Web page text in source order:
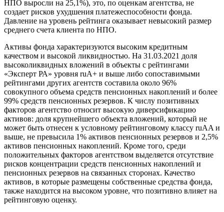
НПО выросли на 25,1%), это, по оценкам агентства, не
создает рисков ухудшения платежеспособности фонда.
Давление на уровень рейтинга оказывает невысокий размер
среднего счета клиента по НПО.
Активы фонда характеризуются высоким кредитным
качеством и высокой ликвидностью. На 31.03.2021 доля
высоколиквидных вложений в объекты с рейтингами
«Эксперт РА» уровня ruA+ и выше либо сопоставимыми
рейтингами других агентств составила около 96%
совокупного объема средств пенсионных накоплений и более
99% средств пенсионных резервов. К числу позитивных
факторов агентство относит высокую диверсификацию
активов: доля крупнейшего объекта вложений, который не
может быть отнесен к условному рейтинговому классу ruAA и
выше, не превысила 1% активов пенсионных резервов и 2,5%
активов пенсионных накоплений. Кроме того, среди
положительных факторов агентством выделяется отсутствие
рисков концентрации средств пенсионных накоплений и
пенсионных резервов на связанных сторонах. Качество
активов, в которые размещены собственные средства фонда,
также находится на высоком уровне, что позитивно влияет на
рейтинговую оценку.